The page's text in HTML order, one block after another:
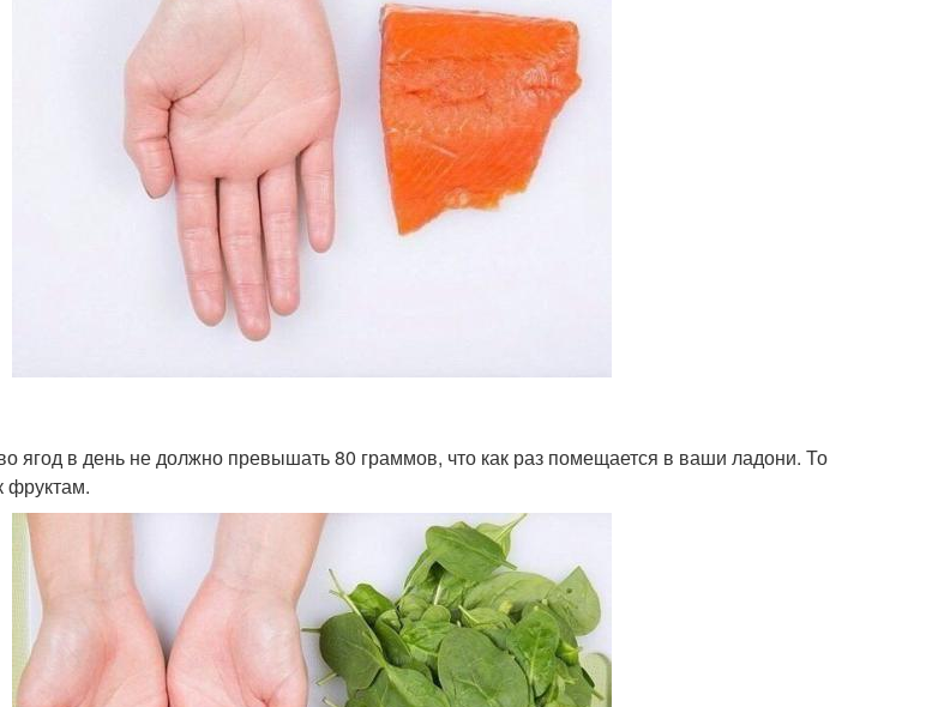
ягод в день не должно превышать 80 граммов, что как раз помещается в ваши ладони. То
фруктам.